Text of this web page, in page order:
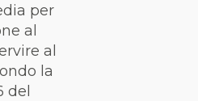
per
al
al
la
del